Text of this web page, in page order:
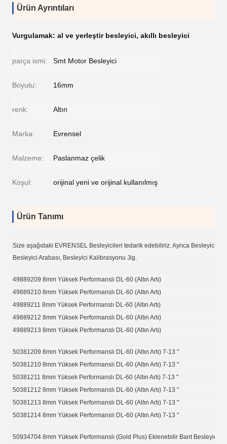
Ürün Ayrıntıları
Vurgulamak: al ve yerleştir besleyici, akıllı besleyici
parça ismi: Smt Motor Besleyici
Boyutu: 16mm
renk: Altın
Marka: Evrensel
Malzeme: Paslanmaz çelik
Koşul: orijinal yeni ve orijinal kullanılmış
Ürün Tanımı
Size aşağıdaki EVRENSEL Besleyicileri tedarik edebiliriz. Ayrıca Besleyici
Besleyici Arabası, Besleyici Kalibrasyonu Jig.
49889209 8mm Yüksek Performanslı DL-60 (Altın Artı)
49889210 8mm Yüksek Performanslı DL-60 (Altın Artı)
49889211 8mm Yüksek Performanslı DL-60 (Altın Artı)
49889212 8mm Yüksek Performanslı DL-60 (Altın Artı)
49889213 8mm Yüksek Performanslı DL-60 (Altın Artı)
50381209 8mm Yüksek Performanslı DL-60 (Altın Artı) 7-13 "
50381210 8mm Yüksek Performanslı DL-60 (Altın Artı) 7-13 "
50381211 8mm Yüksek Performanslı DL-60 (Altın Artı) 7-13 "
50381212 8mm Yüksek Performanslı DL-60 (Altın Artı) 7-13 "
50381213 8mm Yüksek Performanslı DL-60 (Altın Artı) 7-13 "
50381214 8mm Yüksek Performanslı DL-60 (Altın Artı) 7-13 "
50934704 8mm Yüksek Performanslı (Gold Plus) Eklenebilir Bant Besleyici